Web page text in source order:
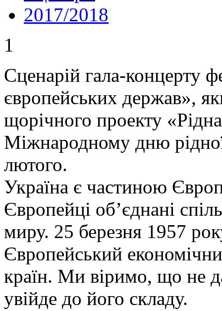
2017/2018
1
Сценарій гала-концерту
європейських держав»,
щорічного проекту
Міжнародному дню
лютого.
Україна є частиною
Європейці об’єднані
миру. 25 березня 1957
Європейський
країн. Ми віримо, що не
увійде до його складу.